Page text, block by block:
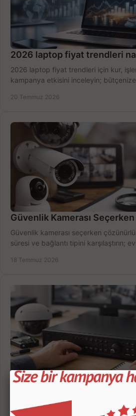
2026 laptop fiyat trendleri
2026 laptop fiyat trendleri için kur,
kampanya etkisini inceleyin;
20 Temmuz 2026
Güvenlik Kamerası
Güvenlik kamerası seçerken
süresi ve bağlantı tipini karşılaştırın;
18 Temmuz 2026
Kamera Kayıt Cihazı
çözünürlük, disk kapasitesi ve